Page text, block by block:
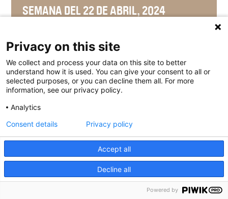
SEMANA DEL 22 DE ABRIL, 2024
SEMANA DEL 15 DE ABRIL, 2024
SEMANA DEL 8 DE ABRIL, 2024
SEMANA DEL 1 DE ABRIL, 2024
Privacy on this site
We collect and process your data on this site to better
understand how it is used. You can give your consent to all or
selected purposes, or you can decline them all. For more
information, see our privacy policy.
Analytics
Accept all
Decline all
Consent details Privacy policy
Powered by